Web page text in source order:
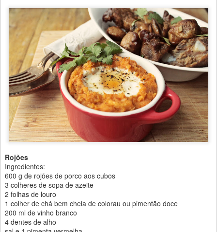
Rojões
Ingredientes:
600 g de rojões de porco aos cubos
3 colheres de sopa de azeite
2 folhas de louro
1 colher de chá bem cheia de colorau ou pimentão doce
200 ml de vinho branco
4 dentes de alho